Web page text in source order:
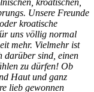
Unsere Freunde
kroatische
uns völlig normal
mehr. Vielmehr ist
darüber sind, einen
zu dürfen! Ob
Haut und ganz
lieb gewonnen